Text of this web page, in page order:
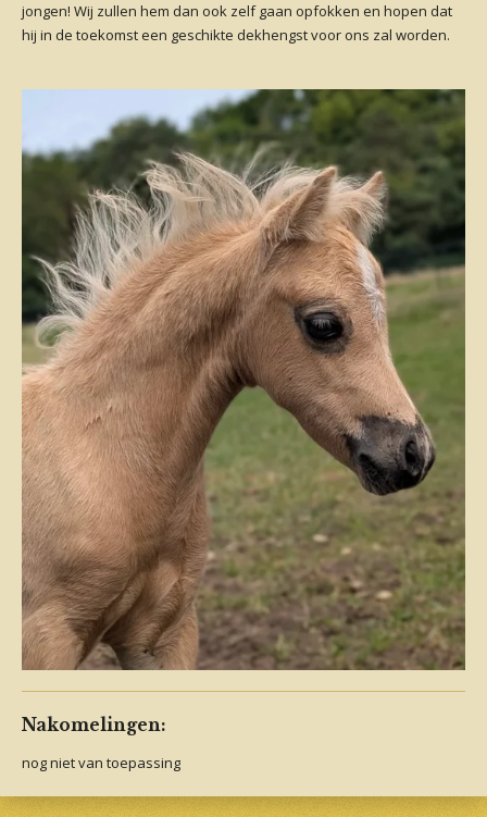
jongen! Wij zullen hem dan ook zelf gaan opfokken en hopen dat
hij in de toekomst een geschikte dekhengst voor ons zal worden.
Nakomelingen:
nog niet van toepassing